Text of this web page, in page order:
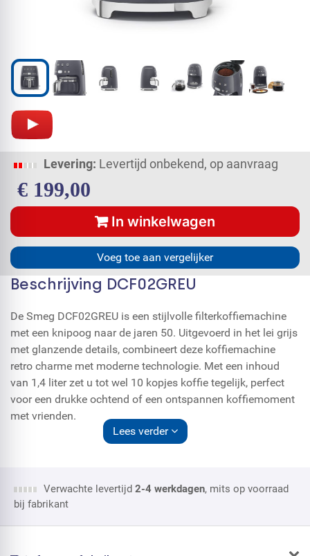
Levering: Levertijd onbekend, op aanvraag
€ 199,00
In winkelwagen
Voeg toe aan vergelijker
Beschrijving DCF02GREU
Lees verder
De Smeg DCF02GREU is een stijlvolle filterkoffiemachine
met een knipoog naar de jaren 50. Uitgevoerd in het lei grijs
met glanzende details, combineert deze koffiemachine
retro charme met moderne technologie. Met een inhoud
van 1,4 liter zet u tot wel 10 kopjes koffie tegelijk, perfect
voor een drukke ochtend of een ontspannen koffiemoment
met vrienden.
display en de vier toetsen bedient u eenvoudig de functies,
waaronder de instelbare aromafunctie (licht of intens) en
Verwachte levertijd 2-4 werkdagen, mits op voorraad
bij fabrikant